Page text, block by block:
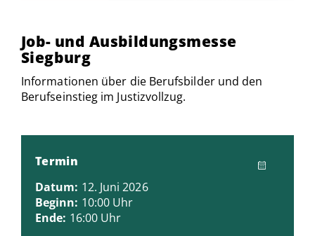
Job- und Ausbildungsmesse
Siegburg
Informationen über die Berufsbilder und den
Berufseinstieg im Justizvollzug.
Termin
Datum: 12. Juni 2026
Beginn: 10:00 Uhr
Ende: 16:00 Uhr